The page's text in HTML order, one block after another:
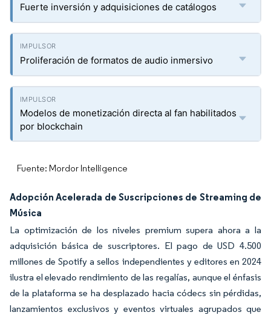
Fuerte inversión y adquisiciones de catálogos
Proliferación de formatos de audio inmersivo
Modelos de monetización directa al fan habilitados
por blockchain
Fuente: Mordor Intelligence
Adopción Acelerada de Suscripciones de Streaming de
Música
La optimización de los niveles premium supera ahora a la
adquisición básica de suscriptores. El pago de USD 4.500
millones de Spotify a sellos independientes y editores en 2024
ilustra el elevado rendimiento de las regalías, aunque el énfasis
de la plataforma se ha desplazado hacia códecs sin pérdidas,
lanzamientos exclusivos y eventos virtuales agrupados que